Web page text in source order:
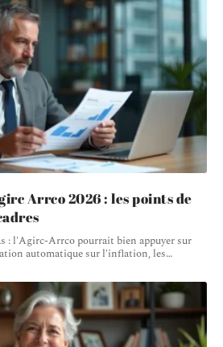
Arrco 2026 : les points de
: l'Agirc-Arrco pourrait bien appuyer sur
automatique sur l'inflation, les…